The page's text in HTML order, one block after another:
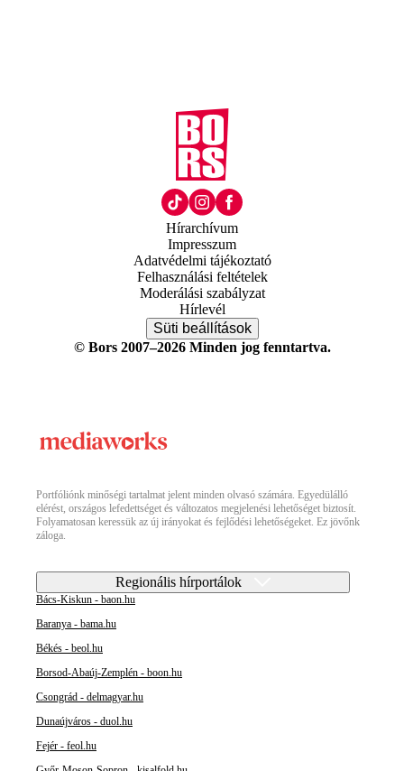
Hírarchívum
Impresszum
Adatvédelmi tájékoztató
Felhasználási feltételek
Moderálási szabályzat
Hírlevél
Süti beállítások
© Bors 2007–2026 Minden jog fenntartva.
Portfóliónk minőségi tartalmat jelent minden olvasó számára. Egyedülálló
elérést, országos lefedettséget és változatos megjelenési lehetőséget biztosít.
Folyamatosan keressük az új irányokat és fejlődési lehetőségeket. Ez jövőnk
záloga.
Regionális hírportálok
Bács-Kiskun - baon.hu
Baranya - bama.hu
Békés - beol.hu
Borsod-Abaúj-Zemplén - boon.hu
Csongrád - delmagyar.hu
Dunaújváros - duol.hu
Fejér - feol.hu